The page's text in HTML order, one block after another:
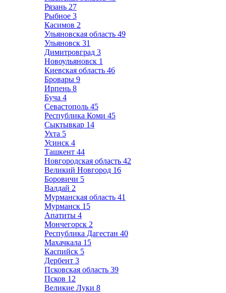
Рязань 27
Рыбное 3
Касимов 2
Ульяновская область 49
Ульяновск 31
Димитровград 3
Новоульяновск 1
Киевская область 46
Бровары 9
Ирпень 8
Буча 4
Севастополь 45
Республика Коми 45
Сыктывкар 14
Ухта 5
Усинск 4
Ташкент 44
Новгородская область 42
Великий Новгород 16
Боровичи 5
Валдай 2
Мурманская область 41
Мурманск 15
Апатиты 4
Мончегорск 2
Республика Дагестан 40
Махачкала 15
Каспийск 5
Дербент 3
Псковская область 39
Псков 12
Великие Луки 8